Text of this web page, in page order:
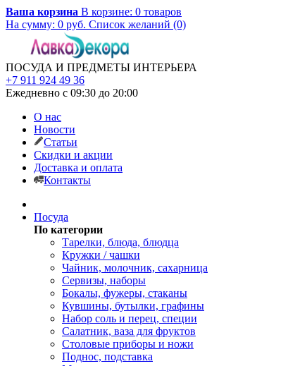
Ваша корзина В корзине: 0 товаров
На сумму: 0 руб. Список желаний (0)
ПОСУДА И ПРЕДМЕТЫ ИНТЕРЬЕРА
+7 911 924 49 36
Ежедневно с 09:30 до 20:00
О нас
Новости
Статьи
Скидки и акции
Доставка и оплата
Контакты
Посуда
По категории
Тарелки, блюда, блюдца
Кружки / чашки
Чайник, молочник, сахарница
Сервизы, наборы
Бокалы, фужеры, стаканы
Кувшины, бутылки, графины
Набор соль и перец, специи
Салатник, ваза для фруктов
Столовые приборы и ножи
Поднос, подставка